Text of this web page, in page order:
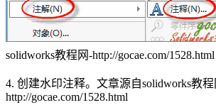
solidworks教程网-http://gocae.com/1528.html
4. 创建水印注释。 文章源自solidworks教
http://gocae.com/1528.html